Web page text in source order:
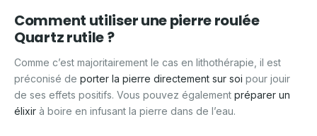
Comment utiliser une pierre roulée
Quartz rutile ?
Comme c’est majoritairement le cas en lithothérapie, il est
préconisé de porter la pierre directement sur soi pour jouir
de ses effets positifs. Vous pouvez également préparer un
élixir à boire en infusant la pierre dans de l’eau.